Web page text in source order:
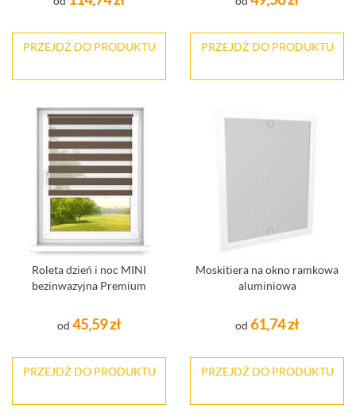
PRZEJDŹ DO PRODUKTU PRZEJDŹ DO PRODUKTU
Roleta dzień i noc MINI
bezinwazyjna Premium
od 45,59 zł
PRZEJDŹ DO PRODUKTU
Moskitiera na okno ramkowa
aluminiowa
od 61,74 zł
PRZEJDŹ DO PRODUKTU